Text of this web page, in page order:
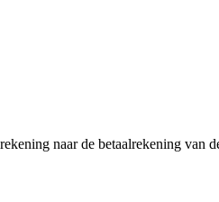
naar de betaalrekening van